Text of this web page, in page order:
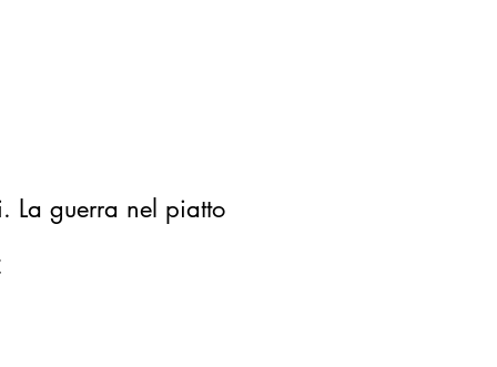
La guerra nel piatto
Prezzo